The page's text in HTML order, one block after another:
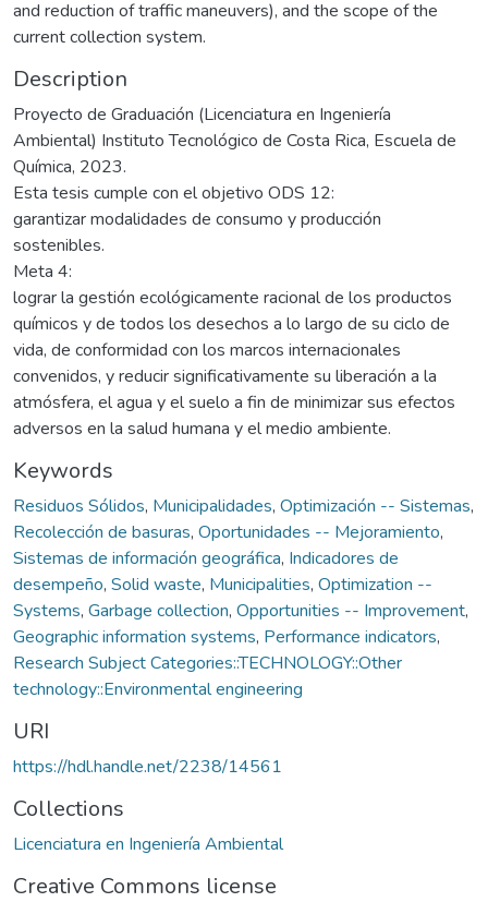
and reduction of traffic maneuvers), and the scope of the
current collection system.
Description
Proyecto de Graduación (Licenciatura en Ingeniería
Ambiental) Instituto Tecnológico de Costa Rica, Escuela de
Química, 2023.
Esta tesis cumple con el objetivo ODS 12:
garantizar modalidades de consumo y producción
sostenibles.
Meta 4:
lograr la gestión ecológicamente racional de los productos
químicos y de todos los desechos a lo largo de su ciclo de
vida, de conformidad con los marcos internacionales
convenidos, y reducir significativamente su liberación a la
atmósfera, el agua y el suelo a fin de minimizar sus efectos
adversos en la salud humana y el medio ambiente.
Keywords
Residuos Sólidos, Municipalidades, Optimización -- Sistemas,
Recolección de basuras, Oportunidades -- Mejoramiento,
Sistemas de información geográfica, Indicadores de
desempeño, Solid waste, Municipalities, Optimization --
Systems, Garbage collection, Opportunities -- Improvement,
Geographic information systems, Performance indicators,
Research Subject Categories::TECHNOLOGY::Other
technology::Environmental engineering
URI
https://hdl.handle.net/2238/14561
Collections
Licenciatura en Ingeniería Ambiental
Creative Commons license